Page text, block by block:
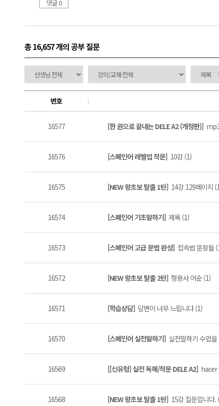
댓글 0
총 16,657 개의 공부 질문
번호
16577 [한 권으로 끝내는 DELE A2 (개정판)]
16576 [스페인어 레벨업 작문] 10강 (1)
16575 [NEW 왕초보 탈출 1탄] 14강 129페이지
16574 [스페인어 기초말하기] 제목 (1)
16573 [스페인어 고급 문법 완성] 접속법 문장들
16572 [NEW 왕초보 탈출 2탄] 형용사 어순 (1)
16571 [학습상담] 답변이 너무 느립니다 (1)
16570 [스페인어 실전말하기] 실전말하기 수업
16569 [[신유형] 실전 독해/작문 DELE A2]
16568 [NEW 왕초보 탈출 1탄] 15강 질문입니다.